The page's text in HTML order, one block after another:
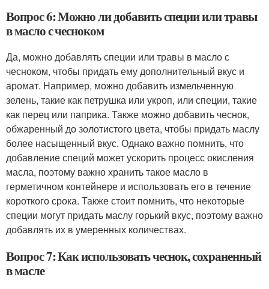
Вопрос 6: Можно ли добавить специи или травы
в масло с чесноком
Да, можно добавлять специи или травы в масло с
чесноком, чтобы придать ему дополнительный вкус и
аромат. Например, можно добавить измельченную
зелень, такие как петрушка или укроп, или специи, такие
как перец или паприка. Также можно добавить чеснок,
обжаренный до золотистого цвета, чтобы придать маслу
более насыщенный вкус. Однако важно помнить, что
добавление специй может ускорить процесс окисления
масла, поэтому важно хранить такое масло в
герметичном контейнере и использовать его в течение
короткого срока. Также стоит помнить, что некоторые
специи могут придать маслу горький вкус, поэтому важно
добавлять их в умеренных количествах.
Вопрос 7: Как использовать чеснок, сохраненный
в масле